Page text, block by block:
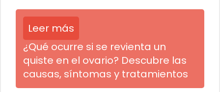
Leer más
¿Qué ocurre si se revienta un
quiste en el ovario? Descubre las
causas, síntomas y tratamientos